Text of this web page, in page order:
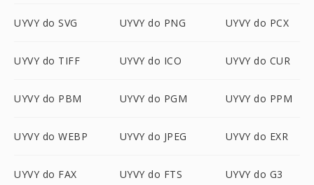
UYVY do SVG UYVY do PNG UYVY do PCX
UYVY do TIFF UYVY do ICO UYVY do CUR
UYVY do PBM UYVY do PGM UYVY do PPM
UYVY do WEBP UYVY do JPEG UYVY do EXR
UYVY do FAX UYVY do FTS UYVY do G3